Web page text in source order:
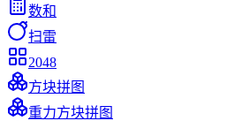
数和
扫雷
2048
方块拼图
重力方块拼图